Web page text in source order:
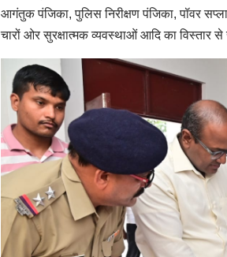
आगंतुक पंजिका, पुलिस निरीक्षण पंजिका, पॉवर
चारों ओर सुरक्षात्मक व्यवस्थाओं आदि का विस्तार से